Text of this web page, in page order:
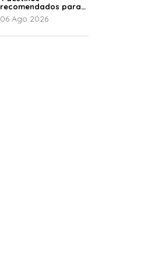
recomendados para
disfrutar el descanso
06 Ago 2026